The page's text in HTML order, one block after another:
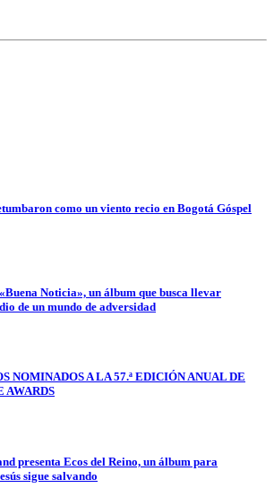
como un viento recio en Bogotá Góspel
Noticia», un álbum que busca llevar
de un mundo de adversidad
NOMINADOS A LA 57.ª EDICIÓN ANUAL DE
AWARDS
presenta Ecos del Reino, un álbum para
sigue salvando